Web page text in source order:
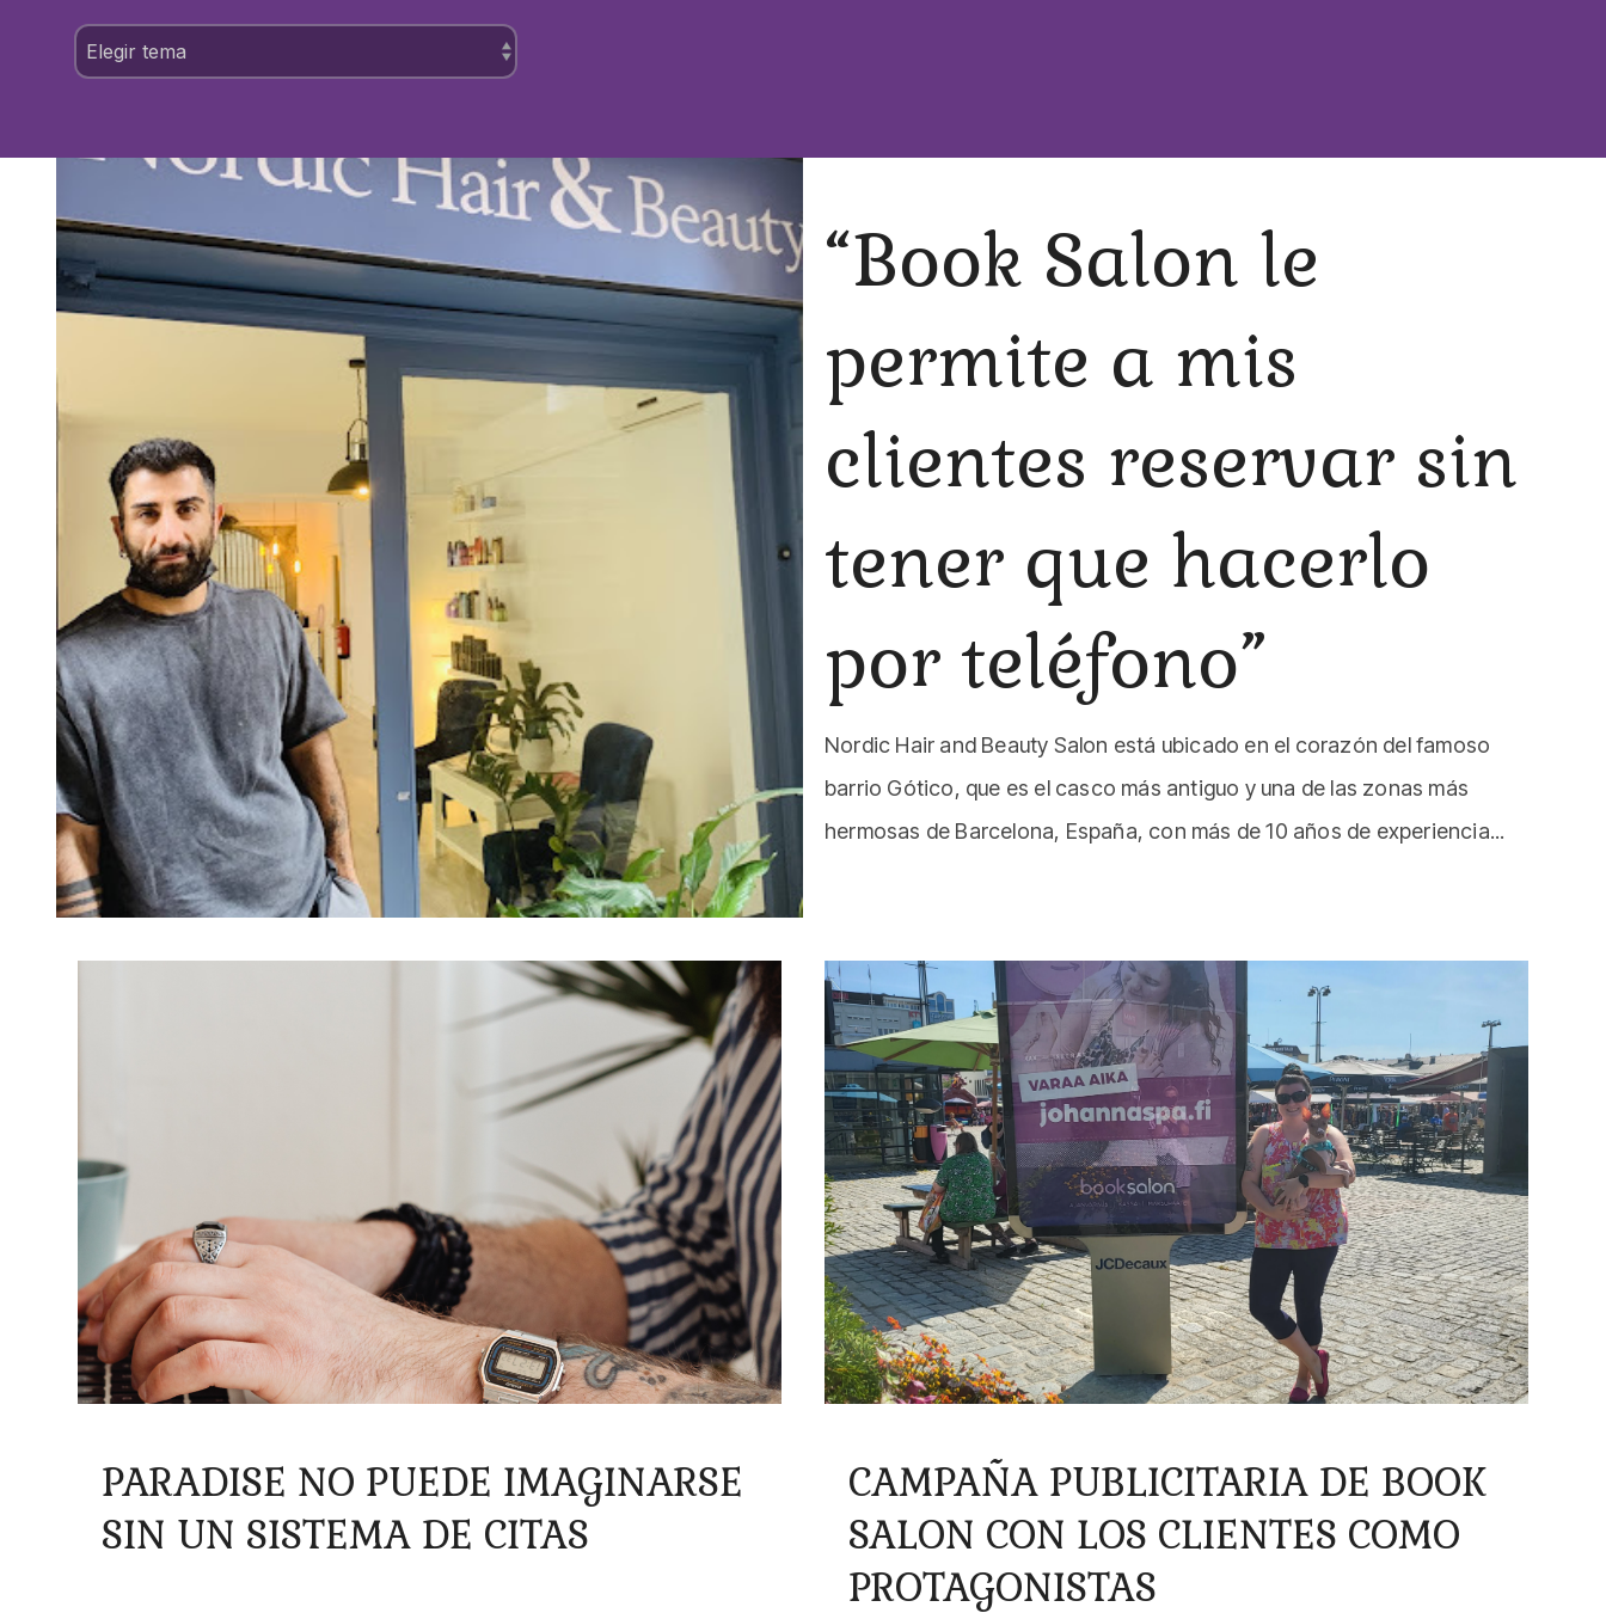
“Book Salon le
permite a mis
clientes reservar sin
tener que hacerlo
por teléfono”
Nordic Hair and Beauty Salon está ubicado en el corazón del famoso
barrio Gótico, que es el casco más antiguo y una de las zonas más
hermosas de Barcelona, España, con más de 10 años de experiencia...
PARADISE NO PUEDE IMAGINARSE
SIN UN SISTEMA DE CITAS
CAMPAÑA PUBLICITARIA DE BOOK
SALON CON LOS CLIENTES COMO
PROTAGONISTAS